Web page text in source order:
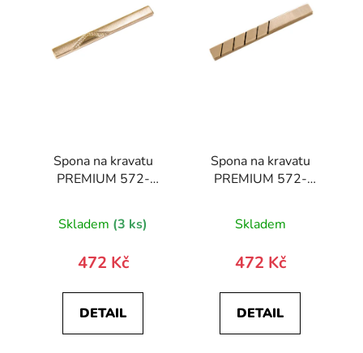
Spona na kravatu
PREMIUM 572-
Skladem (3 ks)
472 Kč
DETAIL
Spona na kravatu
PREMIUM 572-
Skladem
472 Kč
DETAIL